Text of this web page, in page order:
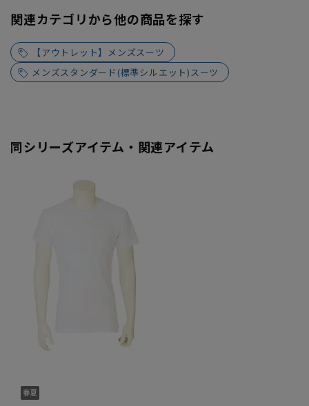
関連カテゴリから他の商品を探す
【アウトレット】メンズスーツ
メンズスタンダード(標準シルエット)スーツ
同シリーズアイテム・関連アイテム